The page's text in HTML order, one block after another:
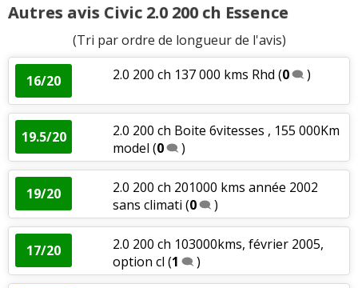
Autres avis Civic 2.0 200 ch Essence
(Tri par ordre de longueur de l'avis)
16/20 2.0 200 ch 137 000 kms Rhd (0 )
19.5/20
2.0 200 ch Boite 6vitesses , 155 000Km
model (0 )
19/20
2.0 200 ch 201000 kms année 2002
sans climati (0 )
17/20
2.0 200 ch 103000kms, février 2005,
option cl (1 )